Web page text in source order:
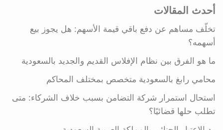
أحدث المقالات
تخلّف مساهم عن دفع باقي قيمة الأسهم: هل يجوز بيع
أسهمه؟
ما هو الفرق بين نظام الإفلاس القديم والجديد بالسعودية
محامي رابغ بالسعودية متخصص بمختلف المحاكم
استحال استمرار شركة التضامن بسبب خلاف الشركاء: متى
تطلب حلها قضائيًا؟